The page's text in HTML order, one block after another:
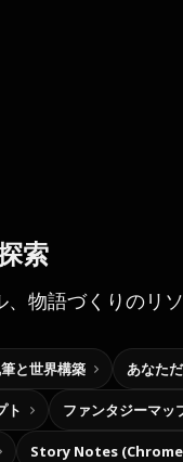
索
物語づくりのリ
と世界構築 あなた
ト ファンタジーマッ
Story Notes (Chrome